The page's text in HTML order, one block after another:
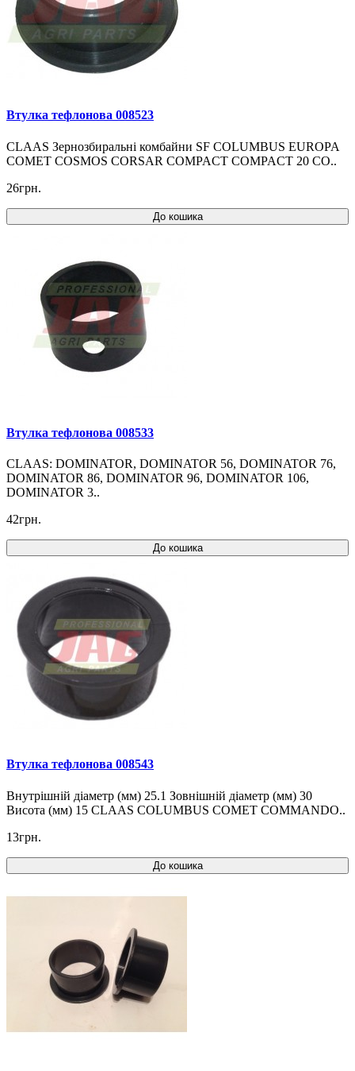
Втулка тефлонова 008523
CLAAS Зернозбиральні комбайни SF COLUMBUS EUROPA
COMET COSMOS CORSAR COMPACT COMPACT 20 CO..
26грн.
До кошика
Втулка тефлонова 008533
CLAAS: DOMINATOR, DOMINATOR 56, DOMINATOR 76,
DOMINATOR 86, DOMINATOR 96, DOMINATOR 106,
DOMINATOR 3..
42грн.
До кошика
Втулка тефлонова 008543
Внутрішній діаметр (мм) 25.1 Зовнішній діаметр (мм) 30
Висота (мм) 15 CLAAS COLUMBUS COMET COMMANDO..
13грн.
До кошика